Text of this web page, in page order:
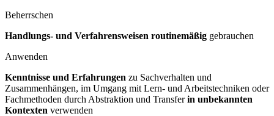
Beherrschen
Handlungs- und Verfahrensweisen routinemäßig gebrauchen
Anwenden
Kenntnisse und Erfahrungen zu Sachverhalten und
Zusammenhängen, im Umgang mit Lern- und Arbeitstechniken oder
Fachmethoden durch Abstraktion und Transferin unbekannten
Kontexten verwenden